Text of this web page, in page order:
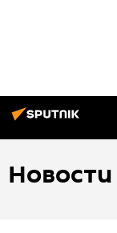
Новости